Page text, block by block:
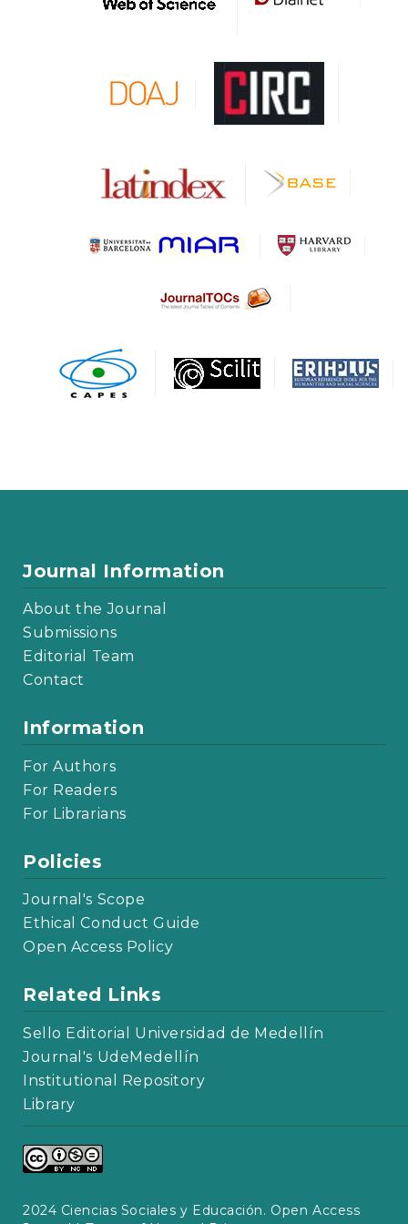
Journal Information
About the Journal
Submissions
Editorial Team
Contact
Information
For Authors
For Readers
For Librarians
Policies
Journal's Scope
Ethical Conduct Guide
Open Access Policy
Related Links
Sello Editorial Universidad de Medellín
Journal's UdeMedellín
Institutional Repository
Library
2024 Ciencias Sociales y Educación. Open Access